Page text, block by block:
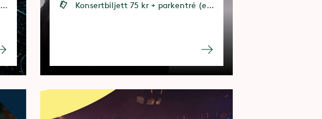
Konsertbiljett 75 kr + parkentré (entrébiljett eller årspass behövs)